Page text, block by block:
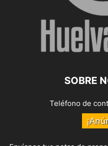
SOBRE
Teléfono de